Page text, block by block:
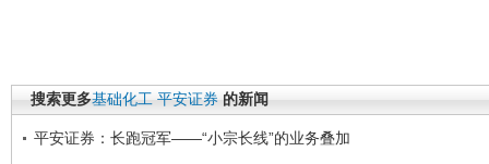
搜索更多基础化工 平安证券 的新闻
平安证券：长跑冠军——“小宗长线”的业务叠加